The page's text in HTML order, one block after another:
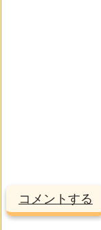
コメントする